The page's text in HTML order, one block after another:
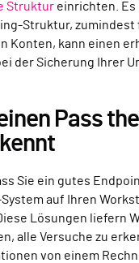
Struktur einrichten.
Struktur, zumindest
Konten, kann einen
der Sicherung Ihrer
Pass
Sie ein gutes
System auf Ihren
Lösungen liefern
alle Versuche zu
von einem